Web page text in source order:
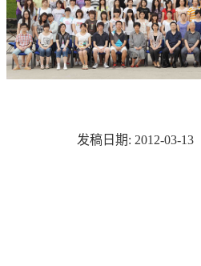
发稿日期: 2012-03-13